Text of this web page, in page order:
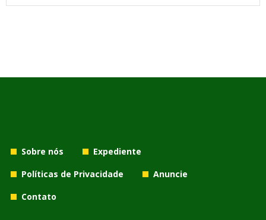
Sobre nós
Expediente
Políticas de Privacidade
Anuncie
Contato